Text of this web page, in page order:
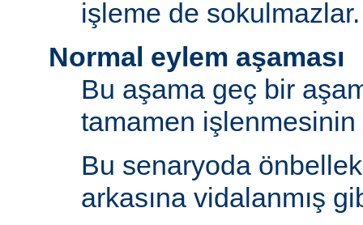
işleme de sokulmazlar.
Normal eylem aşaması
Bu aşama geç bir
tamamen işlenmesinin
Bu senaryoda
arkasına vidalanmış